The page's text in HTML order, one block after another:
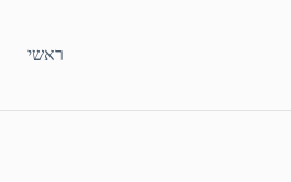
ראשי